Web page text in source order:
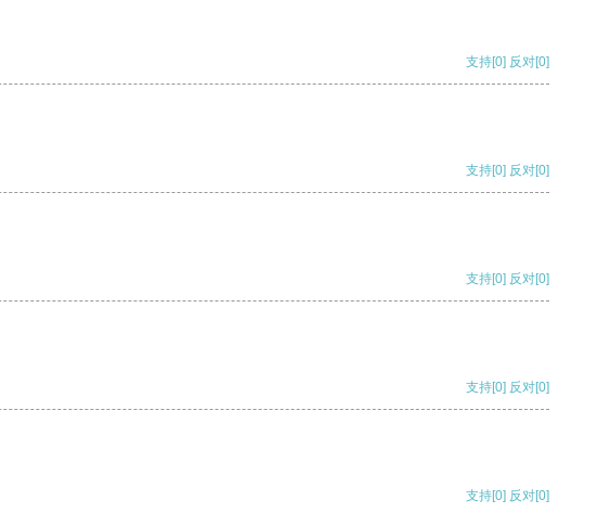
支持[0] 反对[0]
支持[0] 反对[0]
支持[0] 反对[0]
支持[0] 反对[0]
支持[0] 反对[0]